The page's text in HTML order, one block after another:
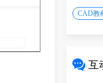
CAD教
互